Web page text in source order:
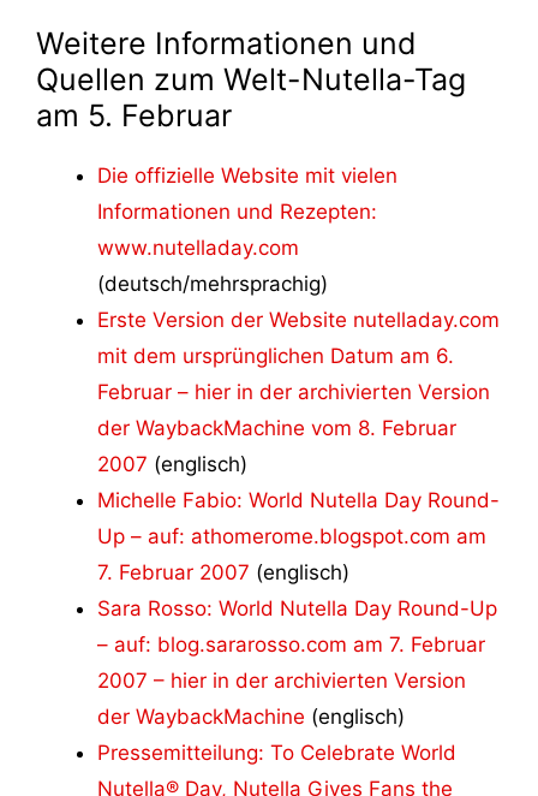
Weitere Informationen und
Quellen zum Welt-Nutella-Tag
am 5. Februar
Die offizielle Website mit vielen
Informationen und Rezepten:
www.nutelladay.com
(deutsch/mehrsprachig)
Erste Version der Website nutelladay.com
mit dem ursprünglichen Datum am 6.
Februar – hier in der archivierten Version
der WaybackMachine vom 8. Februar
2007 (englisch)
Michelle Fabio: World Nutella Day Round-
Up – auf: athomerome.blogspot.com am
7. Februar 2007 (englisch)
Sara Rosso: World Nutella Day Round-Up
– auf: blog.sararosso.com am 7. Februar
2007 – hier in der archivierten Version
der WaybackMachine (englisch)
Pressemitteilung: To Celebrate World
Nutella® Day, Nutella Gives Fans the